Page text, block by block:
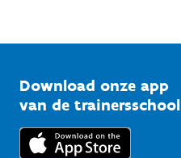
Bedrijven
Trainers en begeleiders
Vlaamse Trainersschool
Kennisplatform
Downloads
Voor de pers
Download onze app
van de trainersschool